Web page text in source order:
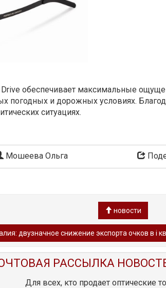
обеспечивает максимальные
погодных и дорожных условиях.
ситуациях.
Мошеева Ольга
новости
двузначное снижение экспорта очков в i
РАССЫЛКА
Для всех, кто продает оптические